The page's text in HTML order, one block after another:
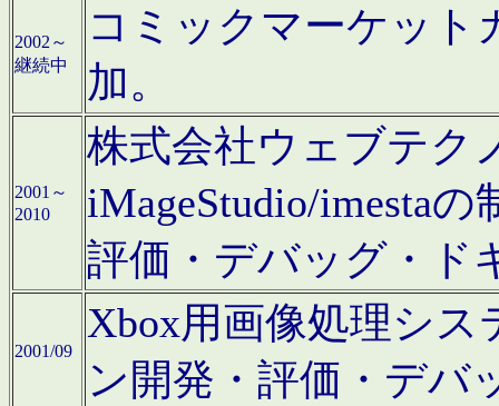
2002～
継続中
コミックマーケット
加。
2001～
2010
株式会社ウェブテク
iMageStudio/imesta
評価・デバッグ・ド
2001/09
Xbox用画像処理シ
ン開発・評価・デバ